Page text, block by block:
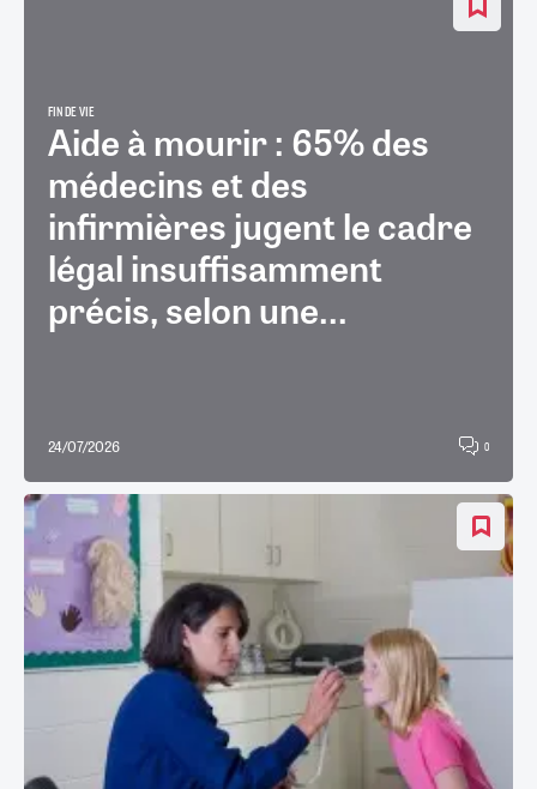
FIN DE VIE
Aide à mourir : 65% des
médecins et des
infirmières jugent le cadre
légal insuffisamment
précis, selon une...
24/07/2026 0